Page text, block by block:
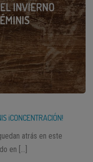
¡CONCENTRACIÓN!
atrás en este
en […]